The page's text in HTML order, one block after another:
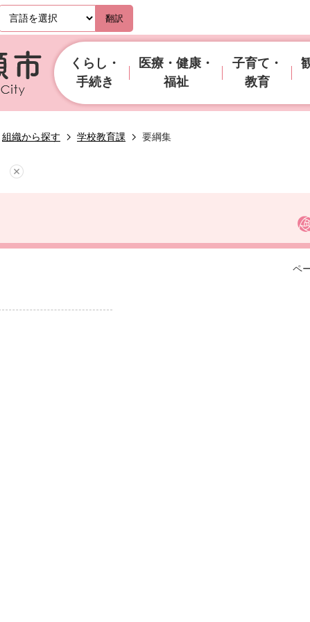
翻訳
くらし・
手続き
医療・健康・
福祉
子育て・
教育
組織から探す 学校教育課 要綱集
ペ